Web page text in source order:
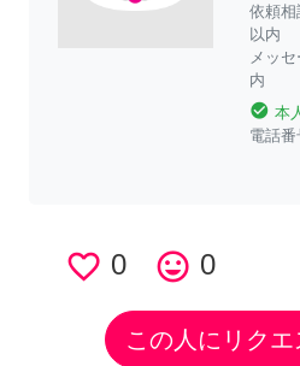
依頼相
以内
メッ
内
check_circle 本
電話
favorite_border 0 tag_faces 0
この人にリク